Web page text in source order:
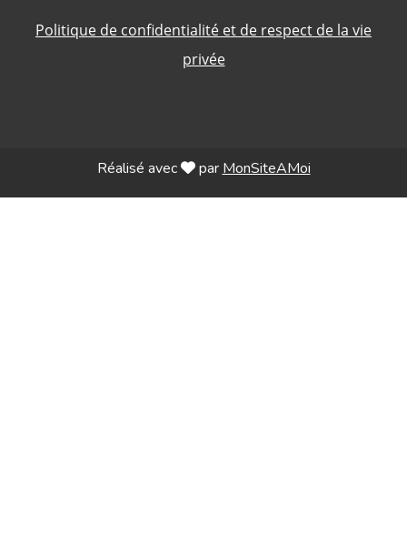
Politique de confidentialité et de respect de la vie
privée
Réalisé avec par MonSiteAMoi